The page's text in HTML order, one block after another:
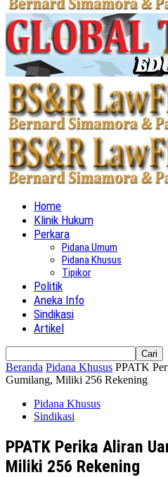
Home
Klinik Hukum
Perkara
Pidana Umum
Pidana Khusus
Tipikor
Politik
Aneka Info
Sindikasi
Artikel
Beranda Pidana Khusus PPATK
Gumilang, Miliki 256 Rekening
Pidana Khusus
Sindikasi
PPATK Perika Aliran
Miliki 256 Rekening